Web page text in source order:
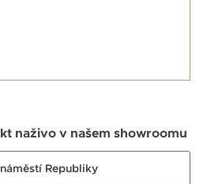
naživo v našem showroomu
Republiky